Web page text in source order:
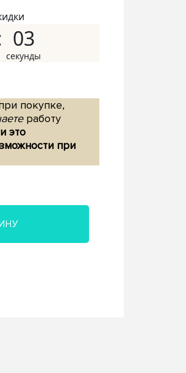
02
покупке,
работу
и это
при